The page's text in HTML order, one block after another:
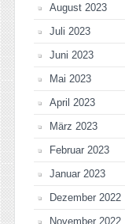
August 2023
Juli 2023
Juni 2023
Mai 2023
April 2023
März 2023
Februar 2023
Januar 2023
Dezember 2022
November 2022